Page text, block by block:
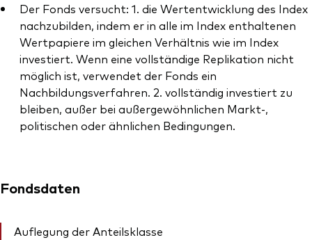
LifePlan-Modellportfolios
Der Fonds versucht: 1. die Wertentwicklung des Index
nachzubilden, indem er in alle im Index enthaltenen
Wertpapiere im gleichen Verhältnis wie im Index
investiert. Wenn eine vollständige Replikation nicht
möglich ist, verwendet der Fonds ein
Nachbildungsverfahren. 2. vollständig investiert zu
bleiben, außer bei außergewöhnlichen Markt-,
politischen oder ähnlichen Bedingungen.
Fondsdaten
Auflegung der Anteilsklasse